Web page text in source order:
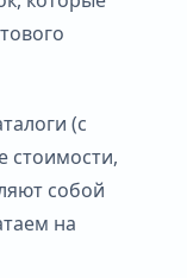
(с
стоимости,
собой
на